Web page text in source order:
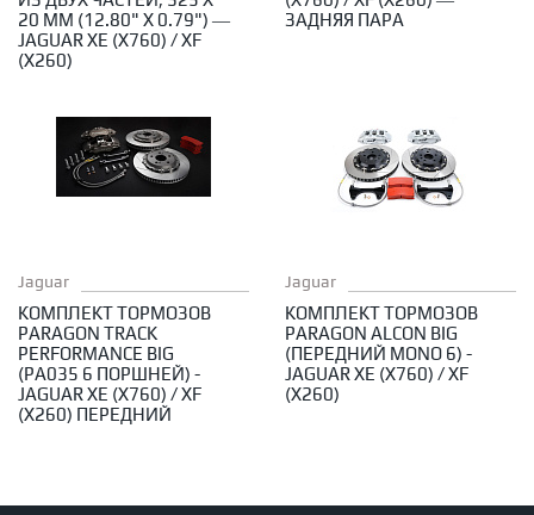
Производители
Доставка
Контакты
Авторизация
Диаметр 20Диаметр 19 Диаметр 18Диаметр 17
Диаметр 16Диаметр 15 Диаметр 14
Смотреть все шины
Решетки радиатора
СплиттерыСпойлеры
ПОДВЕСКА
Комплекты подвески в сборе
ПРОИЗВОДИТЕЛЬ
AP CoiloversCTS Turbo
Eibach Pro-Kit
Fox Racing H&RKarbel KW SuspensionsParagon
Urban Automotive
Тормозные цилиндры
ПО МАРКЕ АВТОМОБИЛЯ
20 ММ (12.80" X 0.79") —
JAGUAR XE (X760) / XF
(X260)
ЗАДНЯЯ ПАРА
Jaguar
КОМПЛЕКТ ТОРМОЗОВ
PARAGON TRACK
PERFORMANCE BIG
(PA035 6 ПОРШНЕЙ) -
JAGUAR XE (X760) / XF
(X260) ПЕРЕДНИЙ
Jaguar
КОМПЛЕКТ ТОРМОЗОВ
PARAGON ALCON BIG
(ПЕРЕДНИЙ MONO 6) -
JAGUAR XE (X760) / XF
(X260)